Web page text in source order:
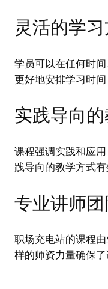
灵活的学
学员可以在任何时
更好地安排学习时间
实践导向
课程强调实践和应
践导向的教学方式
专业讲师
职场充电站的课程
样的师资力量确保